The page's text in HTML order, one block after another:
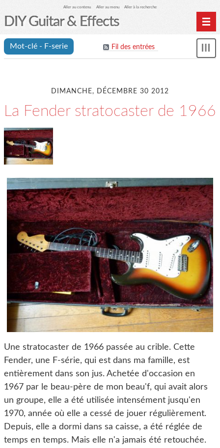
Aller au contenu Aller au menu Aller à la recherche
DIY Guitar & Effects
Home
Archives
le
Mot-clé - F-serie Fil des entrées
DIMANCHE, DÉCEMBRE 30 2012
La Fender stratocaster de 1966
Une stratocaster de 1966 passée au crible. Cette
Fender, une F-série, qui est dans ma famille, est
entièrement dans son jus. Achetée d'occasion en
1967 par le beau-père de mon beau'f, qui avait alors
un groupe, elle a été utilisée intensément jusqu'en
1970, année où elle a cessé de jouer régulièrement.
Depuis, elle a dormi dans sa caisse, a été réglée de
temps en temps. Mais elle n'a jamais été retouchée.